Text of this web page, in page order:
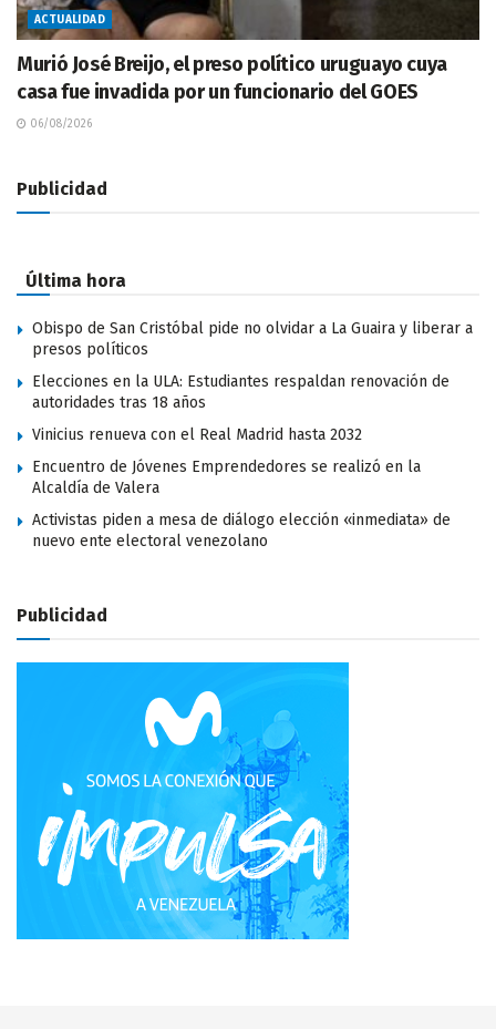
ACTUALIDAD
Murió José Breijo, el preso político uruguayo cuya
casa fue invadida por un funcionario del GOES
06/08/2026
Publicidad
Última hora
Obispo de San Cristóbal pide no olvidar a La Guaira y liberar a
presos políticos
Elecciones en la ULA: Estudiantes respaldan renovación de
autoridades tras 18 años
Vinicius renueva con el Real Madrid hasta 2032
Encuentro de Jóvenes Emprendedores se realizó en la
Alcaldía de Valera
Activistas piden a mesa de diálogo elección «inmediata» de
nuevo ente electoral venezolano
Publicidad